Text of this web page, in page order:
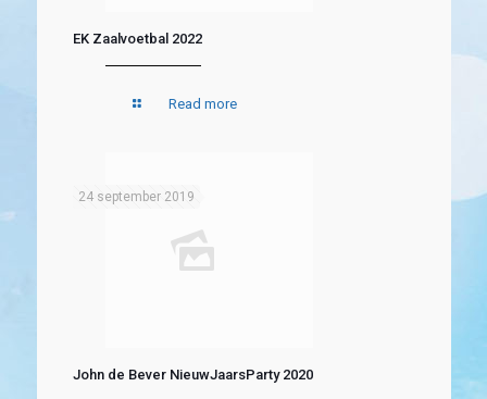
EK Zaalvoetbal 2022
Read more
24 september 2019
John de Bever NieuwJaarsParty 2020